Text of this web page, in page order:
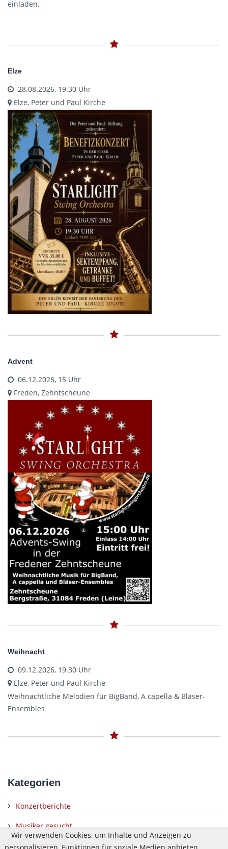
einladen.
Elze
28.08.2026, 19.30 Uhr
Elze, Peter und Paul Kirche
Advent
06.12.2026, 15 Uhr
Freden, Zehntscheune
Weihnacht
09.12.2026, 19.30 Uhr
Elze, Peter und Paul Kirche
Weihnachtliche Melodien für BigBand, A capella & Bläser-
Ensembles
Kategorien
Konzertberichte
Musiker gesucht
Neuigkeiten
Wir verwenden Cookies, um Inhalte und Anzeigen zu